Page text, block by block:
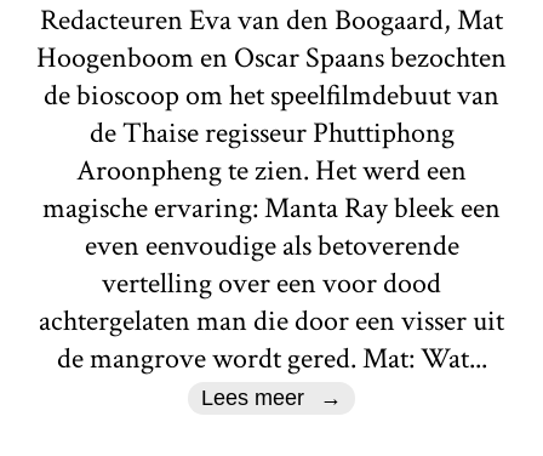
Redacteuren Eva van den Boogaard, Mat
Hoogenboom en Oscar Spaans bezochten
de bioscoop om het speelfilmdebuut van
de Thaise regisseur Phuttiphong
Aroonpheng te zien. Het werd een
magische ervaring: Manta Ray bleek een
even eenvoudige als betoverende
vertelling over een voor dood
achtergelaten man die door een visser uit
de mangrove wordt gered. Mat: Wat...
Lees meer